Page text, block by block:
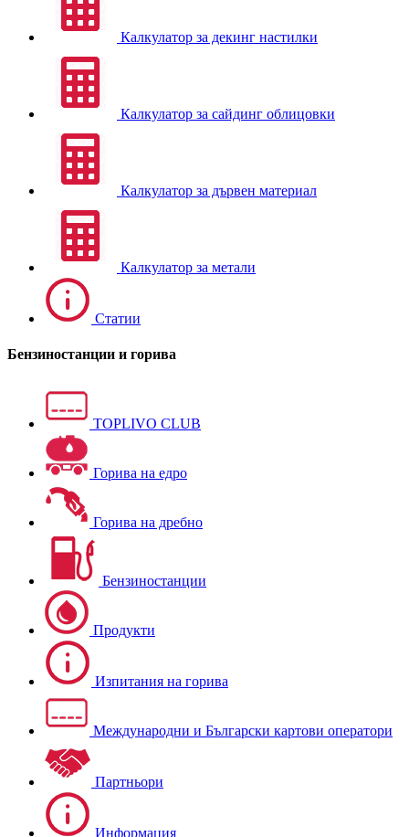
Калкулатор за декинг настилки
Калкулатор за сайдинг облицовки
Калкулатор за дървен материал
Калкулатор за метали
Статии
Бензиностанции и горива
TOPLIVO CLUB
Горива на едро
Горива на дребно
Бензиностанции
Продукти
Изпитания на горива
Международни и Български картови оператори
Партньори
Информация